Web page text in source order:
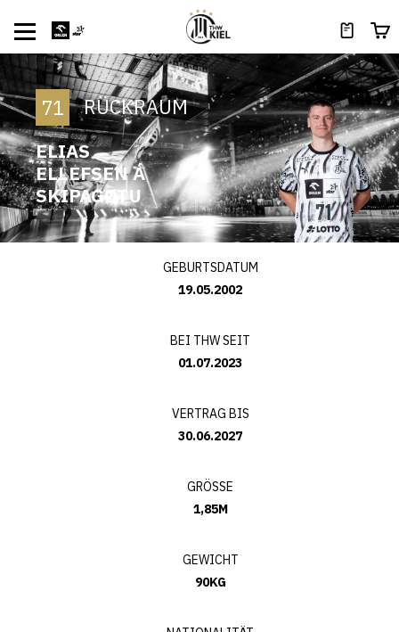
71 RÜCKRAUM
ELIAS
ELLEFSEN Á
SKIPAGØTU
GEBURTSDATUM
19.05.2002
BEI THW SEIT
01.07.2023
VERTRAG BIS
30.06.2027
GRÖSSE
1,85M
GEWICHT
90KG